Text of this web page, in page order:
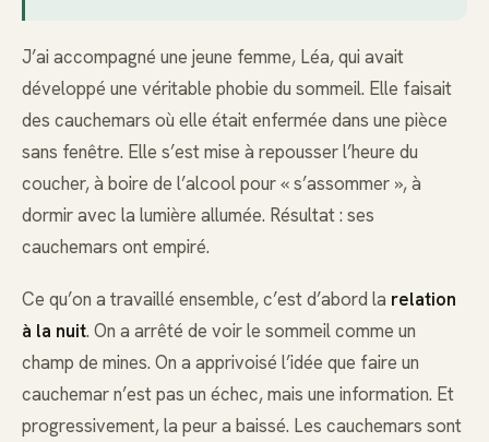
J’ai accompagné une jeune femme, Léa, qui avait
développé une véritable phobie du sommeil. Elle faisait
des cauchemars où elle était enfermée dans une pièce
sans fenêtre. Elle s’est mise à repousser l’heure du
coucher, à boire de l’alcool pour « s’assommer », à
dormir avec la lumière allumée. Résultat : ses
cauchemars ont empiré.
Ce qu’on a travaillé ensemble, c’est d’abord la relation
à la nuit. On a arrêté de voir le sommeil comme un
champ de mines. On a apprivoisé l’idée que faire un
cauchemar n’est pas un échec, mais une information. Et
progressivement, la peur a baissé. Les cauchemars sont